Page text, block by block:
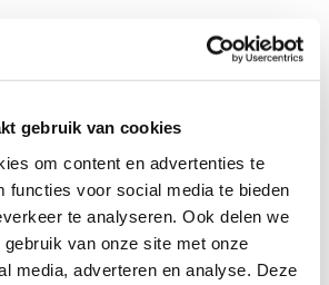
gebruik van cookies
om content en advertenties te
functies voor social media te bieden
te analyseren. Ook delen we
van onze site met onze
media, adverteren en analyse. Deze
er boompjes aangedragen,
De minister-president, zijn vrouw
vol overtuiging een boompje.’